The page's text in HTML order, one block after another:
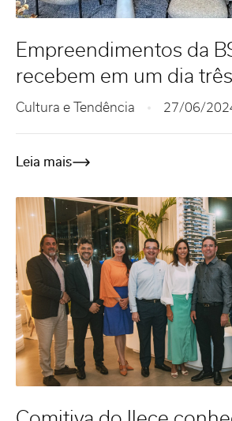
Empreendimentos da
recebem em um dia
de seletos visitantes
Cultura e Tendência 27/06/
Leia mais